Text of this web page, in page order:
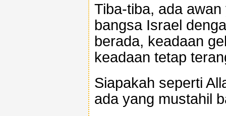
Tiba-tiba, ada
bangsa Israel
berada, keadaan
keadaan tetap
Siapakah seperti
ada yang mustahil